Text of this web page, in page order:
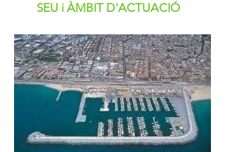
SEU i ÀMBIT D'ACTUACIÓ